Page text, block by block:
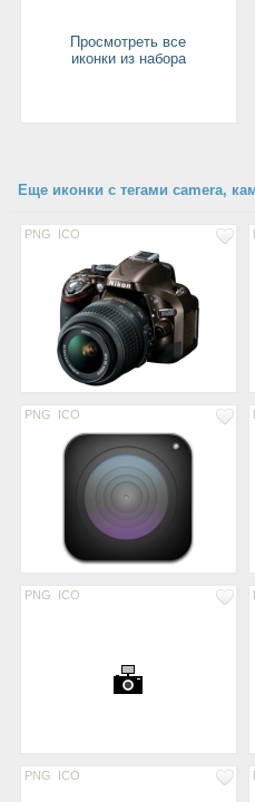
Просмотреть все
иконки из набора
Еще иконки с тегами camera,
PNG ICO
PNG ICO
PNG ICO
PNG ICO